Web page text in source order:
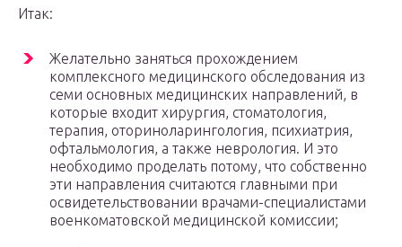
Итак:
Желательно заняться прохождением
комплексного медицинского обследования из
семи основных медицинских направлений, в
которые входит хирургия, стоматология,
терапия, оториноларингология, психиатрия,
офтальмология, а также неврология. И это
необходимо проделать потому, что собственно
эти направления считаются главными при
освидетельствовании врачами-специалистами
военкоматовской медицинской комиссии;